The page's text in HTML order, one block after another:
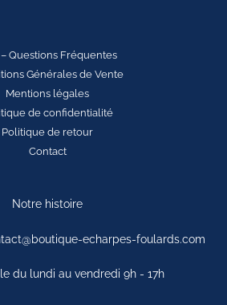
– Questions Fréquentes
Générales de Vente
Mentions légales
de confidentialité
Politique de retour
Contact
Notre histoire
echarpes-foulards.com
du lundi au vendredi 9h - 17h